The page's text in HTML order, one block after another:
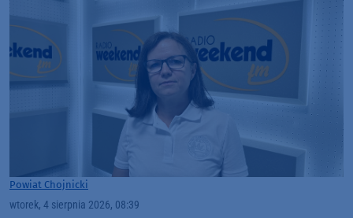
Powiat Chojnicki
wtorek, 4 sierpnia 2026, 08:39